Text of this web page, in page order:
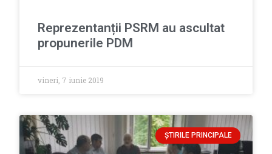
Reprezentanții PSRM au ascultat
propunerile PDM
vineri, 7 iunie 2019
ȘTIRILE PRINCIPALE